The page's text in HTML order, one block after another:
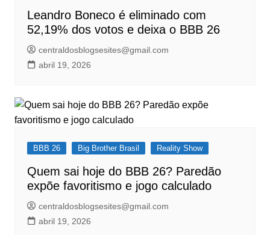
Leandro Boneco é eliminado com
52,19% dos votos e deixa o BBB 26
centraldosblogsesites@gmail.com
abril 19, 2026
BBB 26 Big Brother Brasil Reality Show
Quem sai hoje do BBB 26? Paredão
expõe favoritismo e jogo calculado
centraldosblogsesites@gmail.com
abril 19, 2026